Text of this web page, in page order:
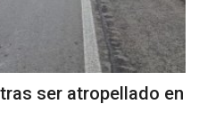
ser atropellado en